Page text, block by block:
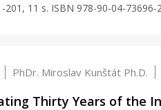
201, 11 s. ISBN 978-90-04-
PhDr. Miroslav Kunštát Ph.D.
Thirty Years of the